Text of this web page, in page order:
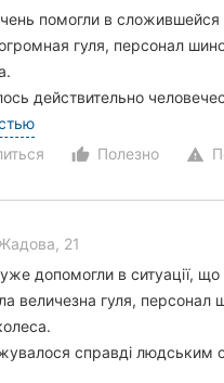
помогли в сложившейся
гуля, персонал
действительно
thumb_up_alt
Полезно warning
21
допомогли в ситуації, що
величезна гуля, персонал
справді людським